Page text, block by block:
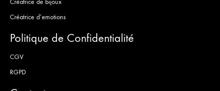
Créatrice de bijoux
Créatrice d’emotions
Politique de Confidentialité
CGV
RGPD